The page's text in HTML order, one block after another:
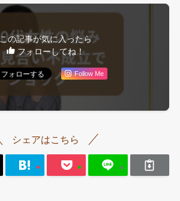
この記事が気に入ったら
フォローしてね！
Follow Me
シェアはこちら